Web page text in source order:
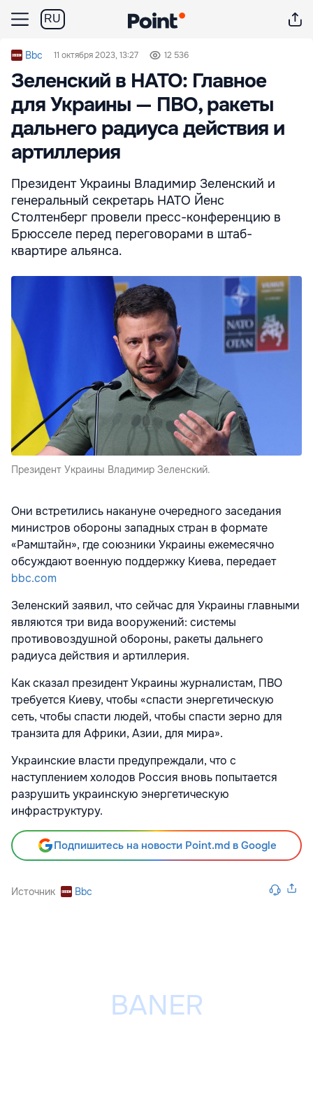
RU
Bbc 11 октября 2023, 13:27 12 536
Зеленский в НАТО: Главное
для Украины — ПВО, ракеты
дальнего радиуса действия и
артиллерия
Президент Украины Владимир Зеленский и
генеральный секретарь НАТО Йенс
Столтенберг провели пресс-конференцию в
Брюсселе перед переговорами в штаб-
квартире альянса.
Президент Украины Владимир Зеленский.
Они встретились накануне очередного заседания
министров обороны западных стран в формате
«Рамштайн», где союзники Украины ежемесячно
обсуждают военную поддержку Киева, передает
bbc.com
Зеленский заявил, что сейчас для Украины главными
являются три вида вооружений: системы
противовоздушной обороны, ракеты дальнего
радиуса действия и артиллерия.
Как сказал президент Украины журналистам, ПВО
требуется Киеву, чтобы «спасти энергетическую
сеть, чтобы спасти людей, чтобы спасти зерно для
транзита для Африки, Азии, для мира».
Украинские власти предупреждали, что с
наступлением холодов Россия вновь попытается
разрушить украинскую энергетическую
инфраструктуру.
Подпишитесь на новости Point.md в Google
Источник Bbc